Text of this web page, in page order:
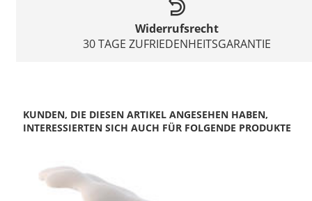
Widerrufsrecht
30 TAGE ZUFRIEDENHEITSGARANTIE
KUNDEN, DIE DIESEN ARTIKEL ANGESEHEN HABEN,
INTERESSIERTEN SICH AUCH FÜR FOLGENDE PRODUKTE